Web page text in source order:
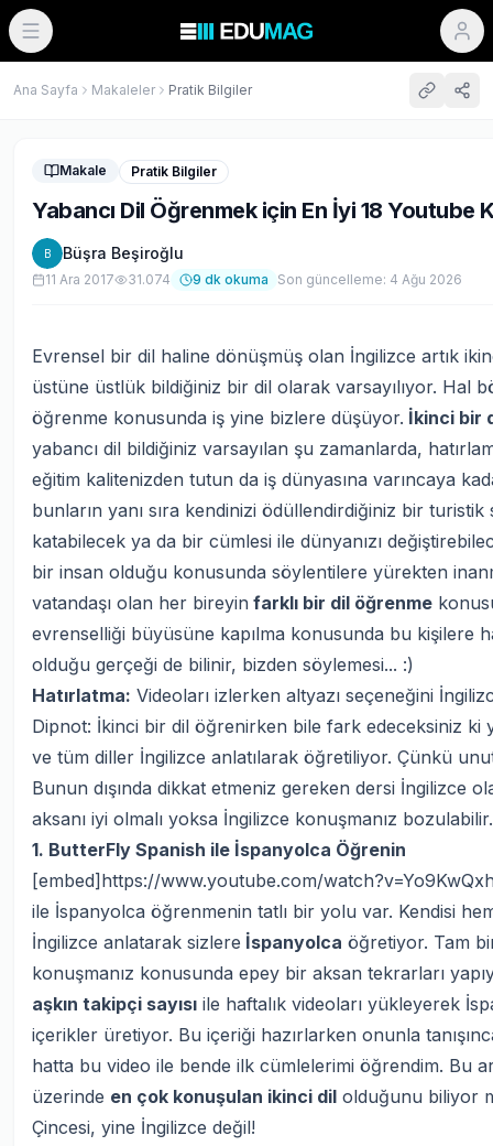
Ana Sayfa Makaleler Pratik Bilgiler
Makale Pratik Bilgiler
Yabancı Dil Öğrenmek için En İyi 18 Youtube
B Büşra Beşiroğlu
11 Ara 2017 31.074 9 dk okuma Son güncelleme: 4 Ağu 2026
Evrensel bir dil haline dönüşmüş olan İngilizce artık
üstüne üstlük bildiğiniz bir dil olarak varsayılıyor. Hal
öğrenme konusunda iş yine bizlere düşüyor. İkinci bir
yabancı dil bildiğiniz varsayılan şu zamanlarda,
eğitim kalitenizden tutun da iş dünyasına varıncaya
bunların yanı sıra kendinizi ödüllendirdiğiniz bir
katabilecek ya da bir cümlesi ile dünyanızı
bir insan olduğu konusunda söylentilere yürekten
vatandaşı olan her bireyin farklı bir dil öğrenme
evrenselliği büyüsüne kapılma konusunda bu kişilere
olduğu gerçeği de bilinir, bizden söylemesi... :)
Hatırlatma: Videoları izlerken altyazı seçeneğini
Dipnot: İkinci bir dil öğrenirken bile fark edeceksiniz ki
ve tüm diller İngilizce anlatılarak öğretiliyor. Çünkü
Bunun dışında dikkat etmeniz gereken dersi İngilizce
aksanı iyi olmalı yoksa İngilizce konuşmanız bozulabilir.
1. ButterFly Spanish ile İspanyolca Öğrenin
[embed]https://www.youtube.com/
ile İspanyolca öğrenmenin tatlı bir yolu var. Kendisi
İngilizce anlatarak sizlere İspanyolca öğretiyor. Tam
konuşmanız konusunda epey bir aksan tekrarları
aşkın takipçi sayısı ile haftalık videoları yükleyerek
içerikler üretiyor. Bu içeriği hazırlarken onunla
hatta bu video ile bende ilk cümlelerimi öğrendim. Bu
üzerinde en çok konuşulan ikinci dil olduğunu biliyor
Çincesi, yine İngilizce değil!